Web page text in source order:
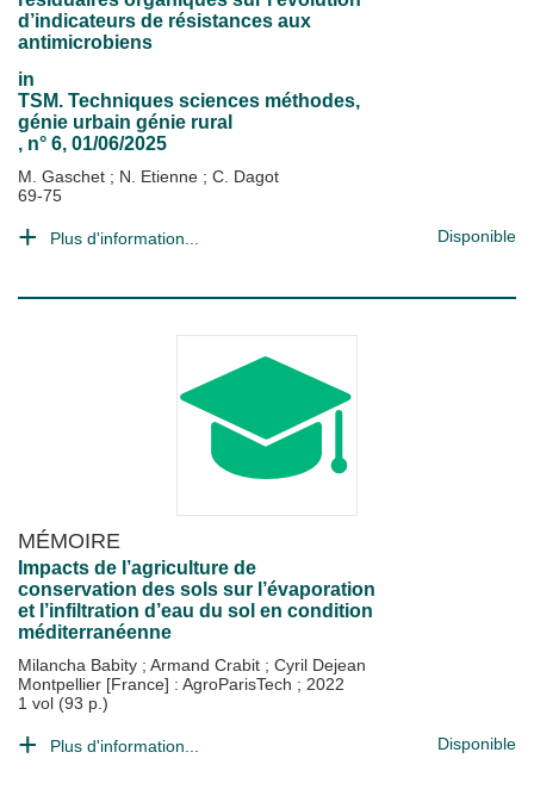
d’indicateurs de résistances aux
antimicrobiens
in
TSM. Techniques sciences méthodes,
génie urbain génie rural
, n° 6, 01/06/2025
M. Gaschet ; N. Etienne ; C. Dagot
69-75
Plus d'information... Disponible
MÉMOIRE
Impacts de l’agriculture de
conservation des sols sur l’évaporation
et l’infiltration d’eau du sol en condition
méditerranéenne
Milancha Babity ; Armand Crabit ; Cyril Dejean
Montpellier [France] : AgroParisTech ; 2022
1 vol (93 p.)
Plus d'information... Disponible